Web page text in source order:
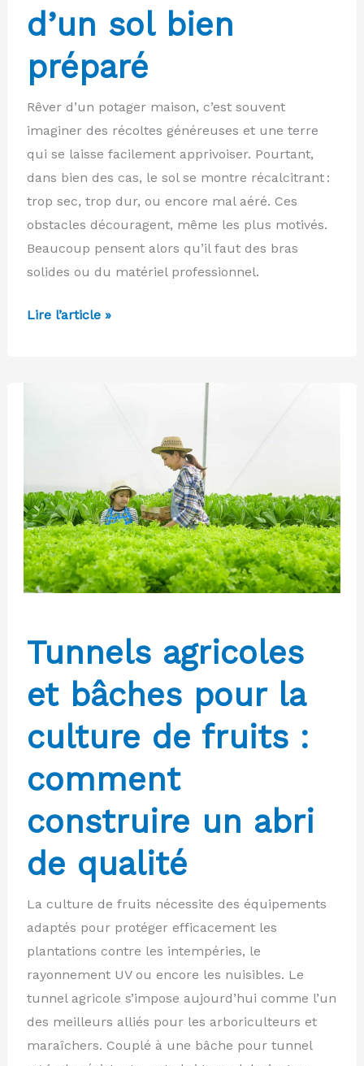
d’un sol bien
préparé
Rêver d’un potager maison, c’est souvent
imaginer des récoltes généreuses et une terre
qui se laisse facilement apprivoiser. Pourtant,
dans bien des cas, le sol se montre récalcitrant :
trop sec, trop dur, ou encore mal aéré. Ces
obstacles découragent, même les plus motivés.
Beaucoup pensent alors qu’il faut des bras
solides ou du matériel professionnel.
Potager
discrète
d’un
sol
bien
préparé
Lire l’article »
Tunnels agricoles
et bâches pour la
culture de fruits :
comment
construire un abri
de qualité
La culture de fruits nécessite des équipements
adaptés pour protéger efficacement les
plantations contre les intempéries, le
rayonnement UV ou encore les nuisibles. Le
tunnel agricole s’impose aujourd’hui comme l’un
des meilleurs alliés pour les arboriculteurs et
maraîchers. Couplé à une bâche pour tunnel